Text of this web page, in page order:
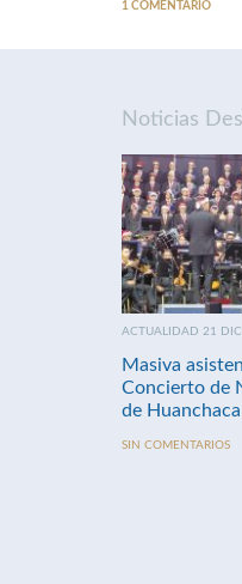
1 COMENTARIO
Noticias
ACTUALIDAD 21
Masiva
Concierto de
de Huanchaca
SIN COMENTARIOS